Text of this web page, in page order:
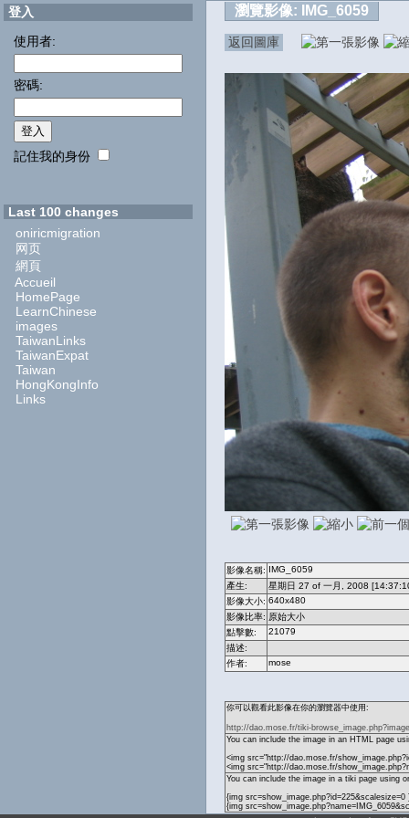
登入
使用者:
密碼:
記住我的身份
Last 100 changes
oniricmigration
网页
網頁
Accueil
HomePage
LearnChinese
images
TaiwanLinks
TaiwanExpat
Taiwan
HongKongInfo
Links
瀏覽影像: IMG_6059
返回圖庫
影像名稱:
IMG_6059
產生:
星期日 27 of 一月, 2008
影像大小: 640x480
影像比率: 原始大小
點擊數:
21079
描述:
作者:
mose
你可以觀看此影像在你的瀏覽器中使用:
http://dao.mose.fr/tiki-
You can include the image in an HTML page
<img src="http://dao.mose.fr/
<img src="http://dao.mose.fr/
You can include the image in a tiki page using
{img src=show_image.php?id=225&scalesize=0
{img